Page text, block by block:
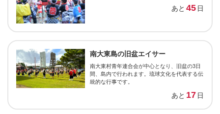
あと 45 日
南大東島の旧盆エイサー
南大東村青年連合会が中心となり、旧盆の3日
間、島内で行われます。琉球文化を代表する伝
統的な行事です。
あと 17 日